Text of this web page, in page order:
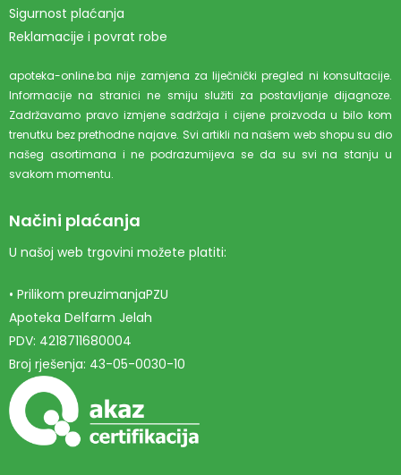
Sigurnost plaćanja
Reklamacije i povrat robe
apoteka-online.ba nije zamjena za liječnički pregled ni konsultacije.
Informacije na stranici ne smiju služiti za postavljanje dijagnoze.
Zadržavamo pravo izmjene sadržaja i cijene proizvoda u bilo kom
trenutku bez prethodne najave. Svi artikli na našem web shopu su dio
našeg asortimana i ne podrazumijeva se da su svi na stanju u
svakom momentu.
Načini plaćanja
U našoj web trgovini možete platiti:
• Prilikom preuzimanjaPZU
Apoteka Delfarm Jelah
PDV: 4218711680004
Broj rješenja: 43-05-0030-10